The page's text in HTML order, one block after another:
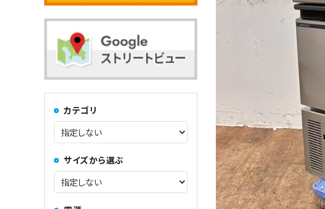
コンロ・レンジ 業務用オー
スープレンジ
コーヒーマシン関連 その他調理
その他
100kg以上 チップ・フ
カテゴリ
サイズから選ぶ